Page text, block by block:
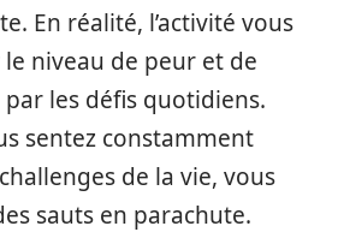
En réalité, l’activité vous
niveau de peur et de
les défis quotidiens.
sentez constamment
de la vie, vous
sauts en parachute.